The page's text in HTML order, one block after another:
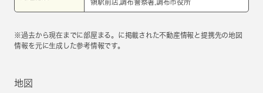
領駅前店,調布警察署,調布市役所
※過去から現在までに部屋まる。に掲載された不動産情報と提携先の地図
情報を元に生成した参考情報です。
地図